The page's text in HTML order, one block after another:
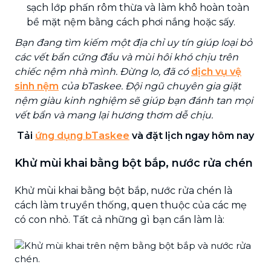
sạch lớp phấn rôm thừa và làm khô hoàn toàn
bề mặt nệm bằng cách phơi nắng hoặc sấy.
Bạn đang tìm kiếm một địa chỉ uy tín giúp loại bỏ
các vết bẩn cứng đầu và mùi hôi khó chịu trên
chiếc nệm nhà mình. Đừng lo, đã có dịch vụ vệ
sinh nệm của bTaskee. Đội ngũ chuyên gia giặt
nệm giàu kinh nghiệm sẽ giúp bạn đánh tan mọi
vết bẩn và mang lại hương thơm dễ chịu.
Tải ứng dụng bTaskee và đặt lịch ngay hôm nay
Khử mùi khai bằng bột bắp, nước rửa chén
Khử mùi khai bằng bột bắp, nước rửa chén là
cách làm truyền thống, quen thuộc của các mẹ
có con nhỏ. Tất cả những gì bạn cần làm là: